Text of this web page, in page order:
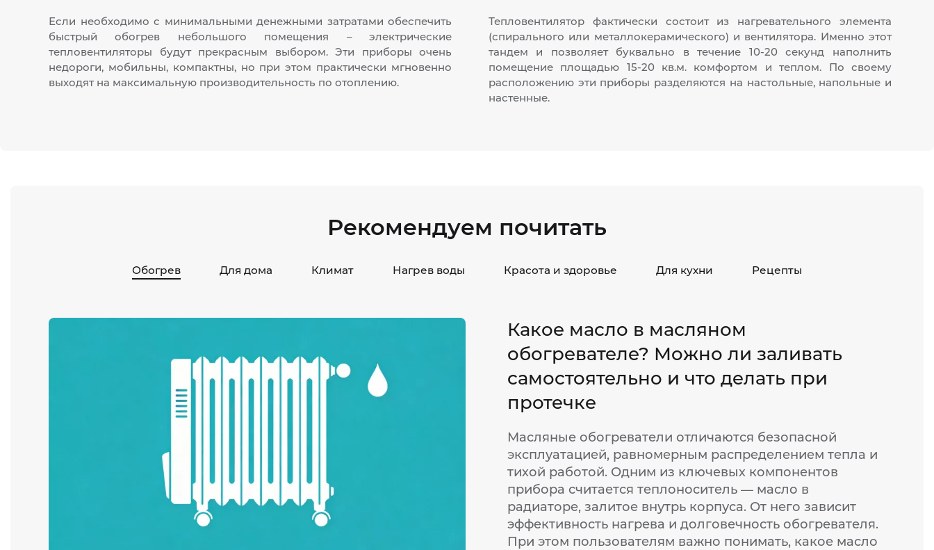
Если необходимо с минимальными денежными затратами обеспечить
быстрый обогрев небольшого помещения – электрические
тепловентиляторы будут прекрасным выбором. Эти приборы очень
недороги, мобильны, компактны, но при этом практически мгновенно
выходят на максимальную производительность по отоплению.
Тепловентилятор фактически состоит из нагревательного элемента
(спирального или металлокерамического) и вентилятора. Именно этот
тандем и позволяет буквально в течение 10-20 секунд наполнить
помещение площадью 15-20 кв.м. комфортом и теплом. По своему
расположению эти приборы разделяются на настольные, напольные и
настенные.
Рекомендуем почитать
Обогрев Для дома Климат Нагрев воды Красота и здоровье Для кухни Рецепты
Какое масло в масляном
обогревателе? Можно ли заливать
самостоятельно и что делать при
протечке
Масляные обогреватели отличаются безопасной
эксплуатацией, равномерным распределением тепла и
тихой работой. Одним из ключевых компонентов
прибора считается теплоноситель — масло в
радиаторе, залитое внутрь корпуса. От него зависит
эффективность нагрева и долговечность обогревателя.
При этом пользователям важно понимать, какое масло